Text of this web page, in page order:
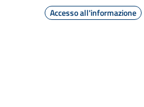
Accesso all'informazione